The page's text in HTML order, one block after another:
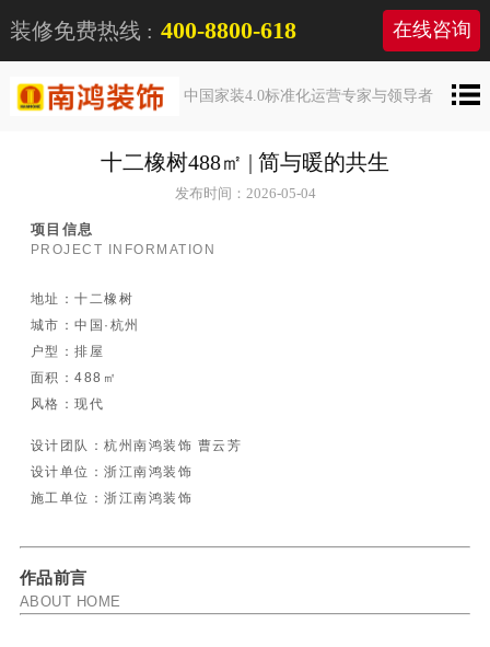
装修免费热线 : 400-8800-618 在线咨询
中国家装4.0标准化运营专家与领导者
十二橡树488㎡ | 简与暖的共生
发布时间：2026-05-04
项目信息
PROJECT INFORMATION
地址：十二橡树
城市：中国·杭州
户型：排屋
面积：488㎡
风格：现代
设计团队：杭州南鸿装饰 曹云芳
设计单位：浙江南鸿装饰
施工单位：浙江南鸿装饰
作品前言
ABOUT HOME